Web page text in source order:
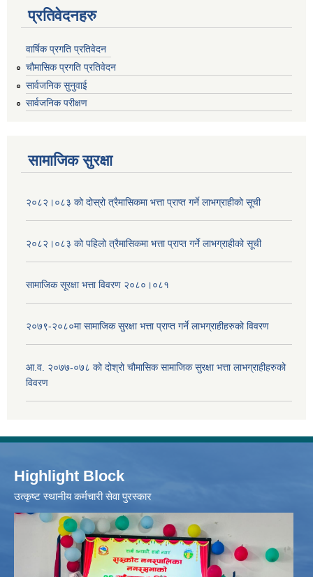
प्रतिवेदनहरु
वार्षिक प्रगति प्रतिवेदन
चौमासिक प्रगति प्रतिवेदन
सार्वजनिक सुनुवाई
सार्वजनिक परीक्षण
सामाजिक सुरक्षा
२०८२।०८३ को दोस्रो त्रैमासिकमा भत्ता प्राप्‍त गर्ने लाभग्राहीको सूची
२०८२।०८३ को पहिलो त्रैमासिकमा भत्ता प्राप्‍त गर्ने लाभग्राहीको सूची
सामाजिक सूरक्षा भत्ता विवरण २०८०।०८१
२०७९-२०८०मा सामाजिक सुरक्षा भत्ता प्राप्त गर्ने लाभग्राहीहरुको विवरण
आ.व. २०७७-०७८ को दोश्रो चौमासिक सामाजिक सुरक्षा भत्ता लाभग्राहीहरुको
विवरण
Highlight Block
उत्‍कृष्ट स्थानीय कर्मचारी सेवा पुरस्कार